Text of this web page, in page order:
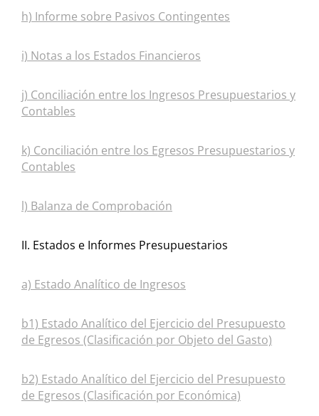
h) Informe sobre Pasivos Contingentes
i) Notas a los Estados Financieros
j) Conciliación entre los Ingresos Presupuestarios y
Contables
k) Conciliación entre los Egresos Presupuestarios y
Contables
l) Balanza de Comprobación
II. Estados e Informes Presupuestarios
a) Estado Analítico de Ingresos
b1) Estado Analítico del Ejercicio del Presupuesto
de Egresos (Clasificación por Objeto del Gasto)
b2) Estado Analítico del Ejercicio del Presupuesto
de Egresos (Clasificación por Económica)